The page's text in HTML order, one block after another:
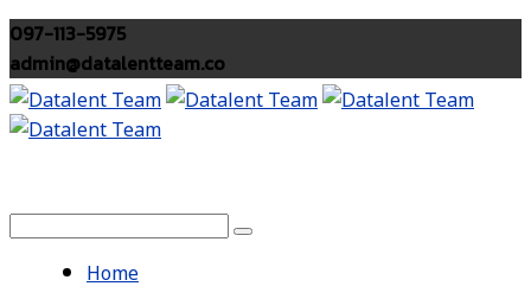
097-113-5975
admin@datalentteam.co
Home